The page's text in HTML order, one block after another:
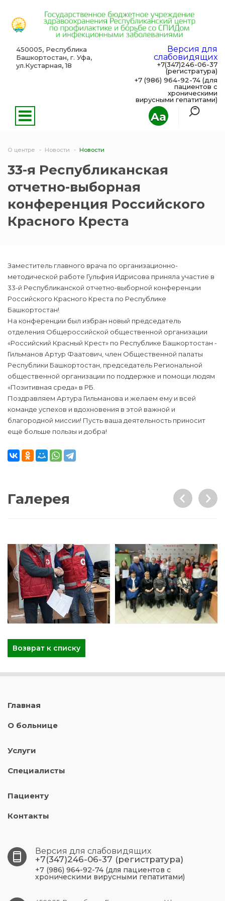
Aa
450005, Республика
Башкортостан, г. Уфа,
ул.Кустарная, 18
Версия для
слабовидящих
+7(347)246-06-37
(регистратура)
+7 (986) 964-92-74 (для
пациентов с
хроническими
вирусными гепатитами)
О центре Новости Новости
33-я Республиканская
отчетно-выборная
конференция Российского
Красного Креста
Заместитель главного врача по организационно-
методической работе Гульфия Идрисова приняла участие в
33-й Республиканской отчетно-выборной конференции
Российского Красного Креста по Республике
Башкортостан!
На конференции был избран новый председатель
отделения Общероссийской общественной организации
«Российский Красный Крест» по Республике Башкортостан -
Гильманов Артур Фаатович, член Общественной палаты
Республики Башкортостан, председатель Региональной
общественной организации по поддержке и помощи людям
«Позитивная среда» в РБ.
Поздравляем Артура Гильманова и желаем ему и всей
команде успехов и вдохновения в этой важной и
благородной миссии! Пусть ваша деятельность приносит
ещё больше пользы и добра!
Галерея
Возврат к списку
Главная
О больнице
Услуги
Специалисты
Пациенту
Контакты
Версия для слабовидящих
+7(347)246-06-37 (регистратура)
+7 (986) 964-92-74 (для пациентов с
хроническими вирусными гепатитами)